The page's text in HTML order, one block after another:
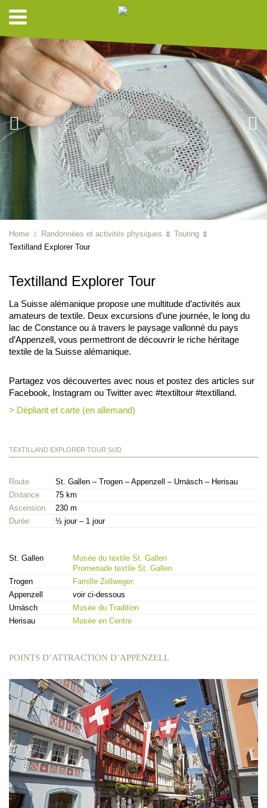
Home Randonnées et activités physiques
Touring
Textilland Explorer Tour
Textilland Explorer Tour
La Suisse alémanique propose une multitude d’activités aux
amateurs de textile. Deux excursions d’une journée, le long du
lac de Constance ou à travers le paysage vallonné du pays
d’Appenzell, vous permettront de découvrir le riche héritage
textile de la Suisse alémanique.
Partagez vos découvertes avec nous et postez des articles sur
Facebook, Instagram ou Twitter avec #textiltour #textilland.
> Dépliant et carte (en allemand)
TEXTILLAND EXPLORER TOUR SUD
Route
St. Gallen – Trogen – Appenzell – Urnäsch – Herisau
Distance
75 km
Ascension
230 m
Durée
½ jour – 1 jour
St. Gallen
Musée du textile St. Gallen
Promenade textile St. Gallen
Trogen
Famille Zellweger:
Appenzell
voir ci-dessous
Urnäsch
Musée du Tradition
Herisau
Musée en Centre
POINTS D’ATTRACTION D’APPENZELL